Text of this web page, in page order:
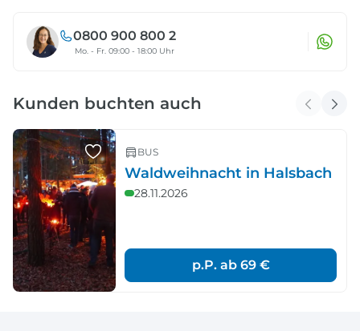
0800 900 800 2
Mo. - Fr. 09:00 - 18:00 Uhr
Kunden buchten auch
BUS
Waldweihnacht in Halsbach
28.11.2026
p.P. ab 69 €